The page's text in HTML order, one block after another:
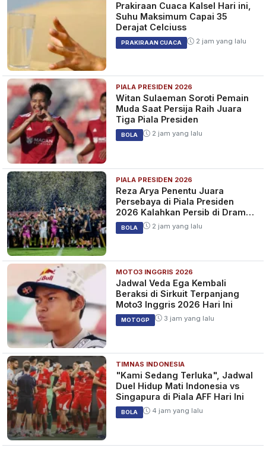
Prakiraan Cuaca Kalsel Hari ini,
Suhu Maksimum Capai 35
Derajat Celciuss
PRAKIRAAN CUACA 2 jam yang lalu
PIALA PRESIDEN 2026
Witan Sulaeman Soroti Pemain
Muda Saat Persija Raih Juara
Tiga Piala Presiden
BOLA 2 jam yang lalu
PIALA PRESIDEN 2026
Reza Arya Penentu Juara
Persebaya di Piala Presiden
2026 Kalahkan Persib di Drama
Adu Penalti
BOLA 2 jam yang lalu
MOTO3 INGGRIS 2026
Jadwal Veda Ega Kembali
Beraksi di Sirkuit Terpanjang
Moto3 Inggris 2026 Hari Ini
MOTOGP 3 jam yang lalu
TIMNAS INDONESIA
"Kami Sedang Terluka", Jadwal
Duel Hidup Mati Indonesia vs
Singapura di Piala AFF Hari Ini
BOLA 4 jam yang lalu